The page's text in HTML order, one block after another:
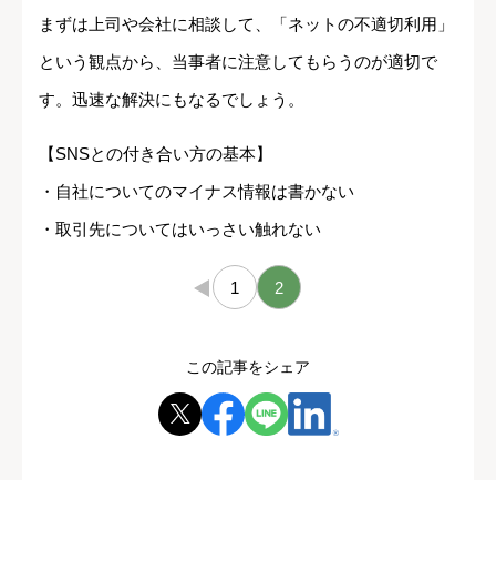
まずは上司や会社に相談して、「ネットの不適切利用」
という観点から、当事者に注意してもらうのが適切で
す。迅速な解決にもなるでしょう。
【SNSとの付き合い方の基本】
・自社についてのマイナス情報は書かない
・取引先についてはいっさい触れない
← 1 2
この記事をシェア